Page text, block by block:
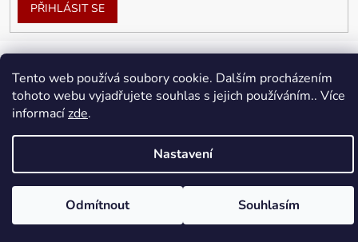
Tento web používá soubory cookie. Dalším procházením
tohoto webu vyjadřujete souhlas s jejich používáním.. Více
informacízde.
Nastavení
Odmítnout Souhlasím
PŘIHLÁSIT SE
Vytvořil Shoptet